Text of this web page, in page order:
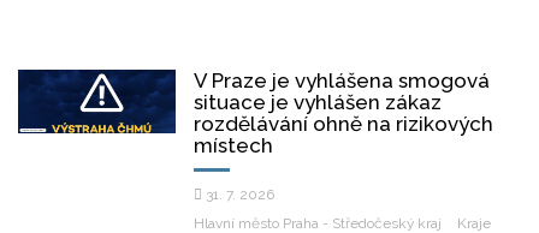
V Praze je vyhlášena smogová
situace je vyhlášen zákaz
rozdělávání ohně na rizikových
místech
31. 7. 2026
Hlavní město Praha - Středočeský kraj
Kraje